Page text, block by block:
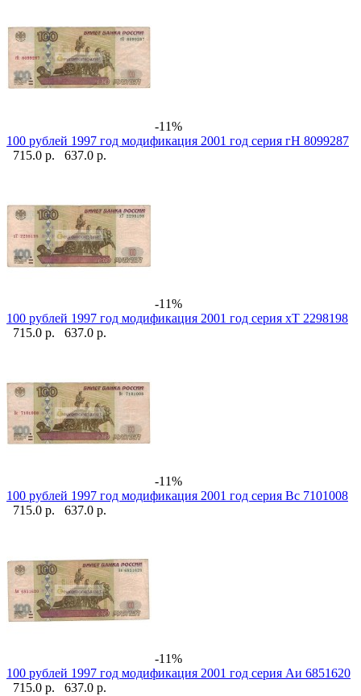
-11%
100 рублей 1997 год модификация 2001 год серия гН 8099287
715.0 р.
637.0 р.
-11%
100 рублей 1997 год модификация 2001 год серия хТ 2298198
715.0 р.
637.0 р.
-11%
100 рублей 1997 год модификация 2001 год серия Вс 7101008
715.0 р.
637.0 р.
-11%
100 рублей 1997 год модификация 2001 год серия Аи 6851620
715.0 р.
637.0 р.